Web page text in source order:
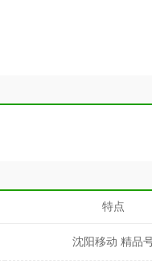
特点
沈阳移动 精品